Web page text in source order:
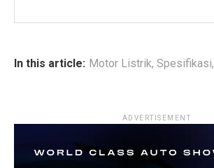
In this article: Motor Listrik, Spesifikasi,
ADVERTISEMENT